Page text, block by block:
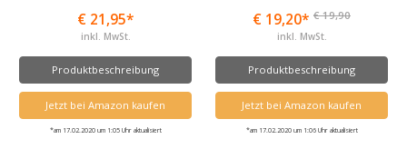
€ 21,95*
inkl. MwSt.
Produktbeschreibung
Jetzt bei Amazon kaufen
*am 17.02.2020 um 1:05 Uhr aktualisiert
€ 19,20* € 19,90
inkl. MwSt.
Produktbeschreibung
Jetzt bei Amazon kaufen
*am 17.02.2020 um 1:06 Uhr aktualisiert